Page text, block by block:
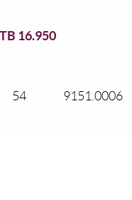
16.950
9151.0006